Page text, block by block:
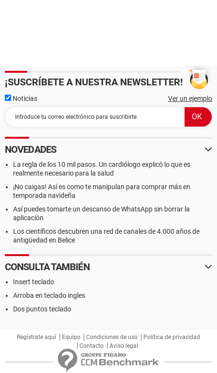
¡SUSCRÍBETE A NUESTRA NEWSLETTER!
Noticias Ver un ejemplo
NOVEDADES
La regla de los 10 mil pasos. Un cardiólogo explicó lo que es
realmente necesario para la salud
¡No caigas! Así es como te manipulan para comprar más en
temporada navideña
Así puedes tomarte un descanso de WhatsApp sin borrar la
aplicación
Los científicos descubren una red de canales de 4.000 años de
antigüedad en Belice
CONSULTA TAMBIÉN
Insert teclado
Arroba en teclado ingles
Dos puntos teclado
Regístrate aquí Equipo Condiciones de uso
Política de privacidad
Contacto
Aviso legal